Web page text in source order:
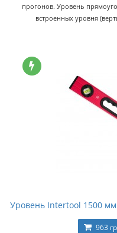
прогонов. Уровень
встроенных уровня
Уровень Intertool 1500 мм
963